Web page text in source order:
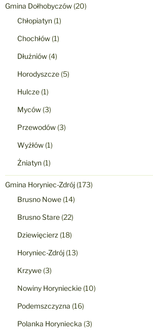
Gmina Dołhobyczów(20)
Chłopiatyn(1)
Chochłów(1)
Dłużniów(4)
Horodyszcze(5)
Hulcze(1)
Myców(3)
Przewodów(3)
Wyżłów(1)
Żniatyn(1)
Gmina Horyniec-Zdrój(173)
Brusno Nowe(14)
Brusno Stare(22)
Dziewięcierz (18)
Horyniec-Zdrój(13)
Krzywe(3)
Nowiny Horynieckie(10)
Podemszczyzna (16)
Polanka Horyniecka (3)